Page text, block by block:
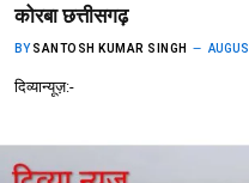
कोरबा छत्तीसगढ़
BY SANTOSH KUMAR SINGH
दिव्यान्यूज़:-